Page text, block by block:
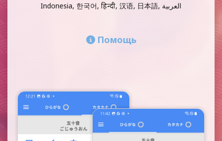
Indonesia, 한국어, हिन्दी, 汉语, 日本語, العربية
Помощь